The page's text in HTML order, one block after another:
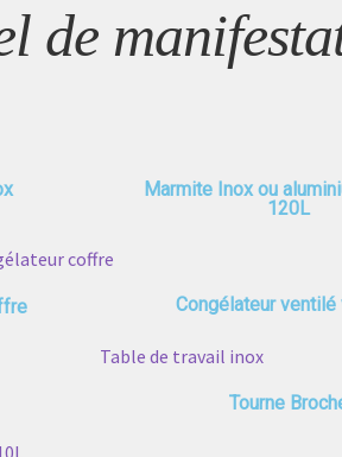
de
Marmite Inox ou
120L
Congélateur ventilé
Tourne